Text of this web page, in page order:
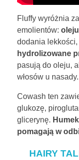
Fluffy wyróżnia
emolientów:
dodania
hydrolizowane
pasują do oleju,
włosów u nasady.
Cowash ten
glukozę,
glicerynę.
pomagają w
HAIRY